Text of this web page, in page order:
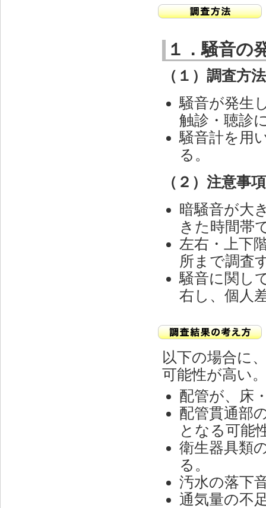
１．騒音の
（１）調査方法
騒音が発生
触診・聴診
騒音計を用
る。
（２）注意事
暗騒音が大
きた時間帯
左右・上下
所まで調査
騒音に関し
右し、個人
以下の場合に
可能性が高い
配管が、床
配管貫通部
となる可能
衛生器具類
る。
汚水の落下
通気量の不